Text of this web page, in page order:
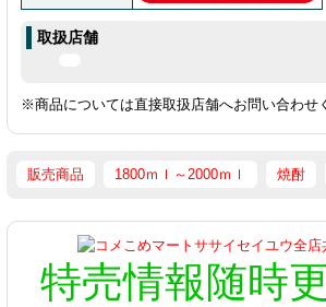
取扱店舗
※商品については直接取扱店舗へお問い合わせ
販売商品 1800ｍｌ～2000ｍｌ 焼酎
特売情報随時